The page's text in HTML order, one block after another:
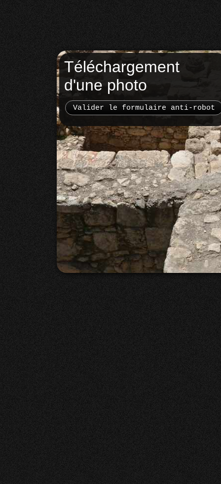
Téléchargement
d'une photo